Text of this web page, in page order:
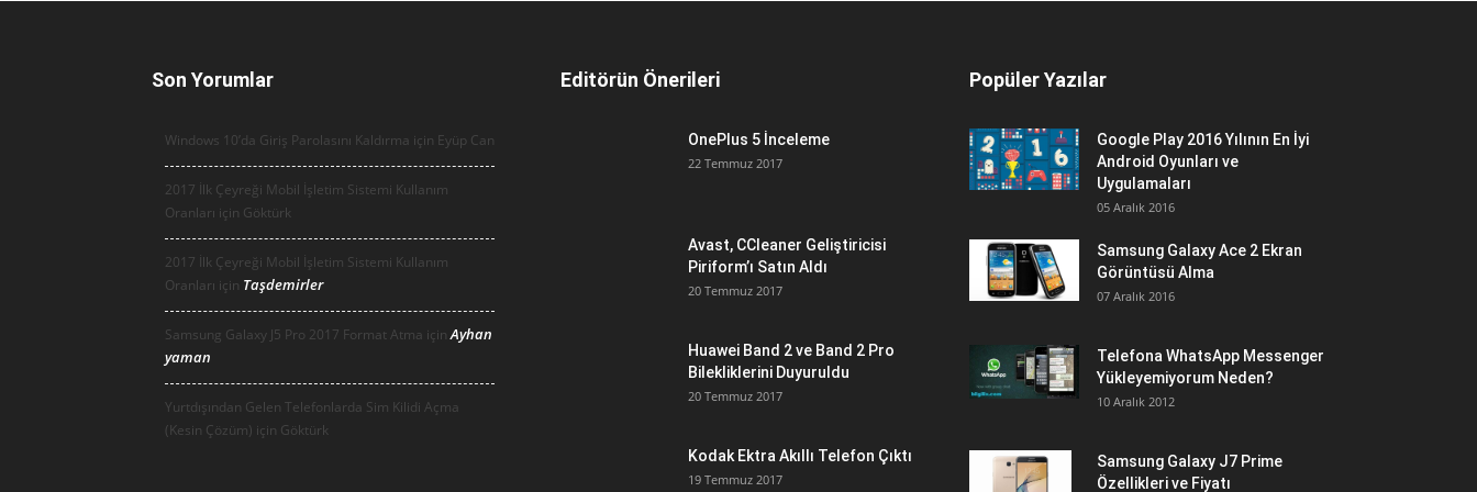
Son Yorumlar
Windows 10’da Giriş Parolasını Kaldırma için Eyüp Can
2017 İlk Çeyreği Mobil İşletim Sistemi Kullanım
Oranları için Göktürk
2017 İlk Çeyreği Mobil İşletim Sistemi Kullanım
Oranları için Taşdemirler
Samsung Galaxy J5 Pro 2017 Format Atma içinAyhan
yaman
Yurtdışından Gelen Telefonlarda Sim Kilidi Açma
(Kesin Çözüm) için Göktürk
Editörün Önerileri
OnePlus 5 İnceleme
22 Temmuz 2017
Avast, CCleaner Geliştiricisi
Piriform’ı Satın Aldı
20 Temmuz 2017
Huawei Band 2 ve Band 2 Pro
Bilekliklerini Duyuruldu
20 Temmuz 2017
Kodak Ektra Akıllı Telefon Çıktı
19 Temmuz 2017
Popüler Yazılar
Google Play 2016 Yılının En İyi
Android Oyunları ve
Uygulamaları
05 Aralık 2016
Samsung Galaxy Ace 2 Ekran
Görüntüsü Alma
07 Aralık 2016
Telefona WhatsApp Messenger
Yükleyemiyorum Neden?
10 Aralık 2012
Samsung Galaxy J7 Prime
Özellikleri ve Fiyatı